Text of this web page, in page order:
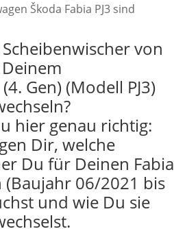
Škoda Fabia PJ3 sind
von
Deinem
Gen) (Modell PJ3)
hier genau richtig:
Dir, welche
Du für Deinen Fabia
(Baujahr 06/2021 bis
und wie Du sie